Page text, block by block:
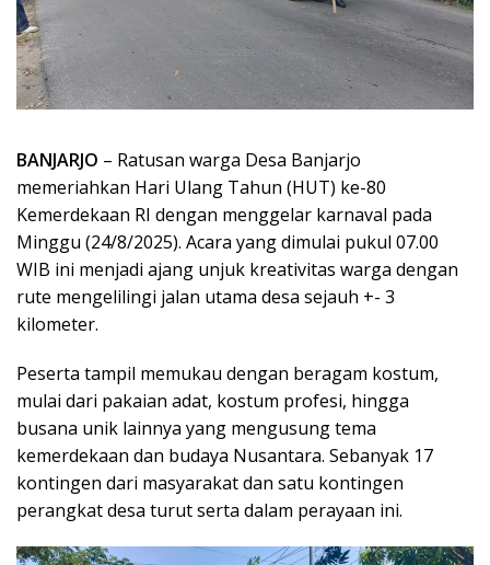
BANJARJO – Ratusan warga Desa Banjarjo
memeriahkan Hari Ulang Tahun (HUT) ke-80
Kemerdekaan RI dengan menggelar karnaval pada
Minggu (24/8/2025). Acara yang dimulai pukul 07.00
WIB ini menjadi ajang unjuk kreativitas warga dengan
rute mengelilingi jalan utama desa sejauh +- 3
kilometer.
Peserta tampil memukau dengan beragam kostum,
mulai dari pakaian adat, kostum profesi, hingga
busana unik lainnya yang mengusung tema
kemerdekaan dan budaya Nusantara. Sebanyak 17
kontingen dari masyarakat dan satu kontingen
perangkat desa turut serta dalam perayaan ini.